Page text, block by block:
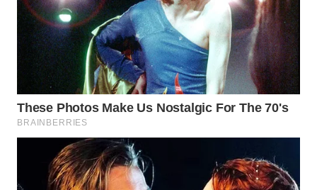
INDRAMAYU
WN
KUNINGAN
WN
MAJALENGKA
SUBANG